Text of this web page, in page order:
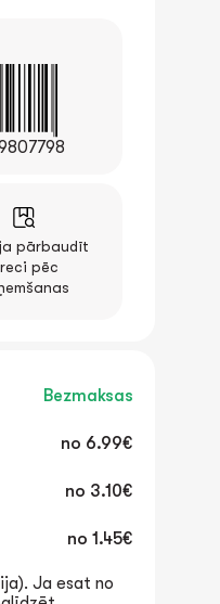
pārbaudīt
pēc
Bezmaksas
no 6.99€
no 3.10€
no 1.45€
Ja esat no